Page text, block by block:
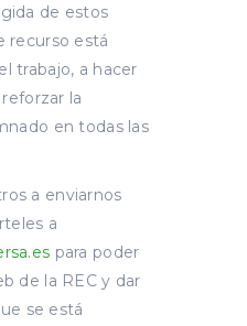
de estos
recurso está
trabajo, a hacer
la
en todas las
a enviarnos
a
para poder
de la REC y dar
se está